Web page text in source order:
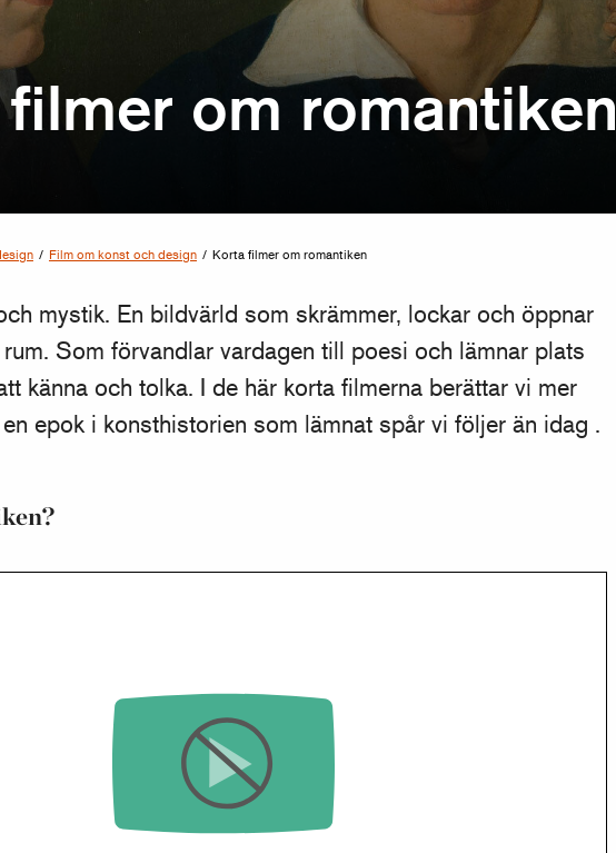
om romantiken
/ Film om konst och design / Korta filmer om romantiken
mystik. En bildvärld som skrämmer, lockar och öppnar
Som förvandlar vardagen till poesi och lämnar plats
känna och tolka. I de här korta filmerna berättar vi mer
epok i konsthistorien som lämnat spår vi följer än idag .